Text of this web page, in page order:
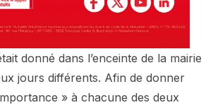
donné dans l’enceinte de la mairie
jours différents. Afin de donner
» à chacune des deux